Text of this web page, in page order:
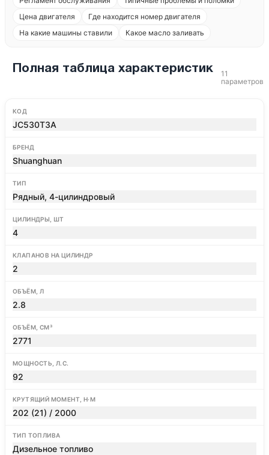
Цена двигателя
Где находится номер двигателя
На какие машины ставили
Какое масло заливать
Полная таблица характеристик
11
параметров
КОД
JC530T3A
БРЕНД
Shuanghuan
ТИП
Рядный, 4-цилиндровый
ЦИЛИНДРЫ, ШТ
4
КЛАПАНОВ НА ЦИЛИНДР
2
ОБЪЁМ, Л
2.8
ОБЪЁМ, СМ³
2771
МОЩНОСТЬ, Л.С.
92
КРУТЯЩИЙ МОМЕНТ, Н·М
202 (21) / 2000
ТИП ТОПЛИВА
Дизельное топливо